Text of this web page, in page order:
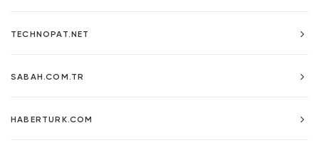
TECHNOPAT.NET
SABAH.COM.TR
HABERTURK.COM